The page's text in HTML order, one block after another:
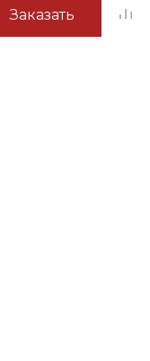
Заказать